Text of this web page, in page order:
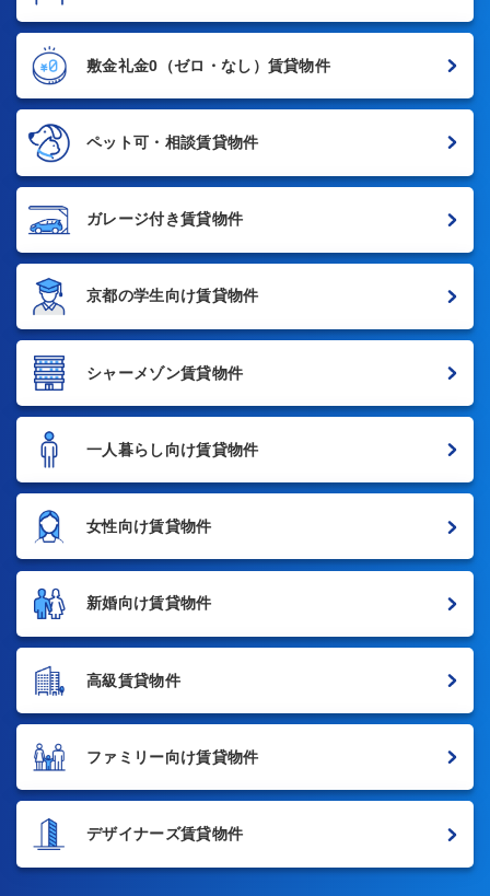
敷金礼金0 （ゼロ・なし）賃貸物件
ペット可・相談賃貸物件
ガレージ付き賃貸物件
京都の学生向け賃貸物件
シャーメゾン賃貸物件
一人暮らし向け賃貸物件
女性向け賃貸物件
新婚向け賃貸物件
高級賃貸物件
ファミリー向け賃貸物件
デザイナーズ賃貸物件